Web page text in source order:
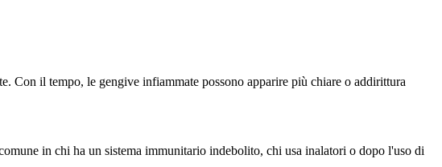
Con il tempo, le gengive infiammate possono apparire più chiare o addirittura
in chi ha un sistema immunitario indebolito, chi usa inalatori o dopo l'uso di